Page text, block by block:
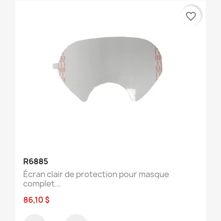
R6885
Écran clair de protection pour masque
complet...
86,10 $
favorite_border